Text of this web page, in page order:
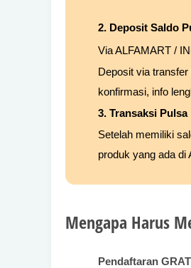
2. Deposit Saldo
Via ALFAMART /
Deposit via
konfirmasi, info
3. Transaksi Pulsa
Setelah memiliki
produk yang ada di
Mengapa Harus
Pendaftaran